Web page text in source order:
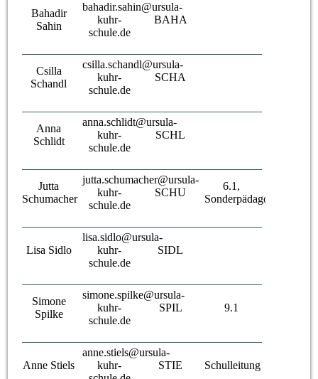
Bahadir
Sahin
bahadir.sahin@ursula-
kuhr-
schule.de
BAHA
Csilla
Schandl
csilla.schandl@ursula-
kuhr-
schule.de
SCHA
Anna
Schlidt
anna.schlidt@ursula-
kuhr-
schule.de
SCHL
Jutta
Schumacher
jutta.schumacher@ursula-
kuhr-
schule.de
SCHU
6.1,
Sonderpädagogin
Lisa Sidlo
lisa.sidlo@ursula-
kuhr-
schule.de
SIDL
Simone
Spilke
simone.spilke@ursula-
kuhr-
schule.de
SPIL 9.1
Anne Stiels
anne.stiels@ursula-
kuhr-
STIE Schulleitung